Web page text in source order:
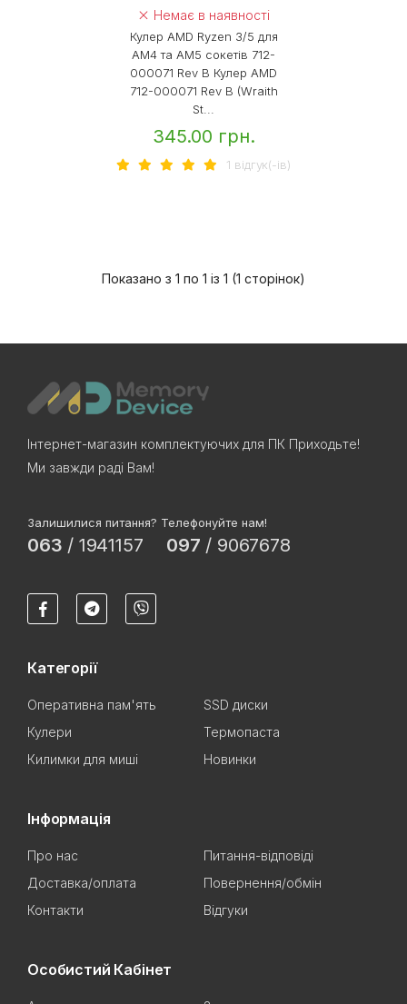
Немає в наявності
Кулер AMD Ryzen 3/5 для
AM4 та AM5 сокетів 712-
000071 Rev B Кулер AMD
712-000071 Rev B (Wraith
St...
345.00 грн.
1 вiдгук(-iв)
Показано з 1 по 1 із 1 (1 сторінок)
Інтернет-магазин комплектуючих для ПК Приходьте!
Ми завжди раді Вам!
Залишилися питання? Телефонуйте нам!
063 / 1941157 097 / 9067678
Категорії
Оперативна пам'ять
SSD диски
Кулери
Термопаста
Килимки для миші
Новинки
Інформація
Про нас
Питання-відповіді
Доставка/оплата
Повернення/обмін
Контакти
Відгуки
Особистий Кабінет